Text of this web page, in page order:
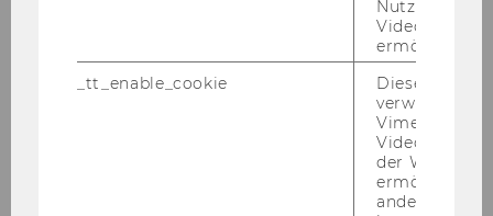
We are loo­king for­ward to hea­ring from you!
2) Would you like to make a major step for­ward
in your aca­de­mic ca­re­er? WU of­fers ideal con­
WU (Vi­en­na Uni­ver­si­ty of Eco­no­mics and
Nutzung des
Videoplayers
ermöglichen
_tt_enable_cookie
Dieses
verwendet,
Vimeo-
der WU-
ermöglichen
andere nicht